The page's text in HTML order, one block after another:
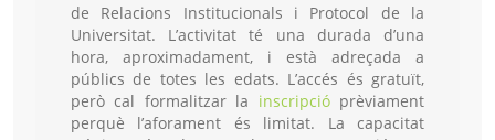
de Relacions Institucionals i Protocol de la
Universitat. L’activitat té una durada d’una
hora, aproximadament, i està adreçada a
públics de totes les edats. L’accés és gratuït,
però cal formalitzar la inscripció prèviament
perquè l’aforament és limitat. La capacitat